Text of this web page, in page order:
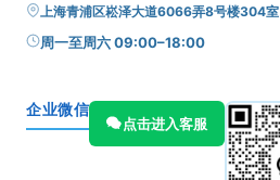
上海青浦区崧泽大道6066弄8号楼304室
周一至周六 09:00–18:00
企业微信
点击进入客服